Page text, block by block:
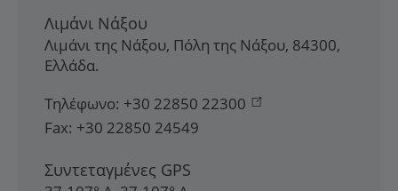
Λιμάνι Νάξου
Λιμάνι της Νάξου, Πόλη της Νάξου, 84300,
Ελλάδα.
Τηλέφωνο: +30 22850 22300
Fax: +30 22850 24549
Συντεταγμένες GPS